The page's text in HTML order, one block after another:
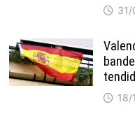
31/
18/